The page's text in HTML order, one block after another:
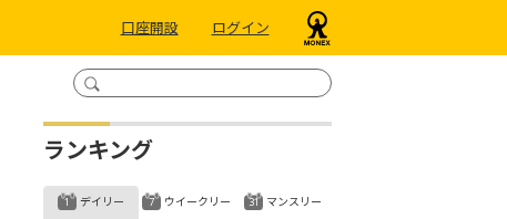
口座開設 ログイン
ランキング
デイリー ウイークリー マンスリー